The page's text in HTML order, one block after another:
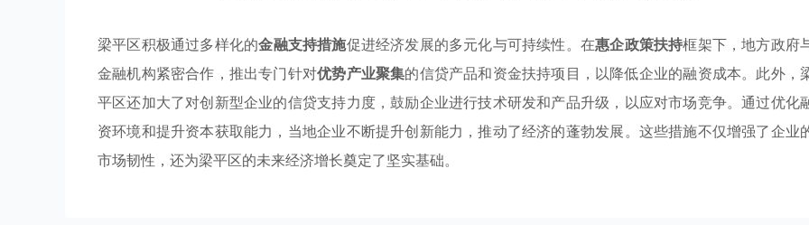
梁平区积极通过多样化的金融支持措施促进经济发展的多元化与可持续性。在惠企政策扶持框架下，地方政府
金融机构紧密合作，推出专门针对优势产业聚集的信贷产品和资金扶持项目，以降低企业的融资成本。此外，
平区还加大了对创新型企业的信贷支持力度，鼓励企业进行技术研发和产品升级，以应对市场竞争。通过优化
资环境和提升资本获取能力，当地企业不断提升创新能力，推动了经济的蓬勃发展。这些措施不仅增强了企业
市场韧性，还为梁平区的未来经济增长奠定了坚实基础。